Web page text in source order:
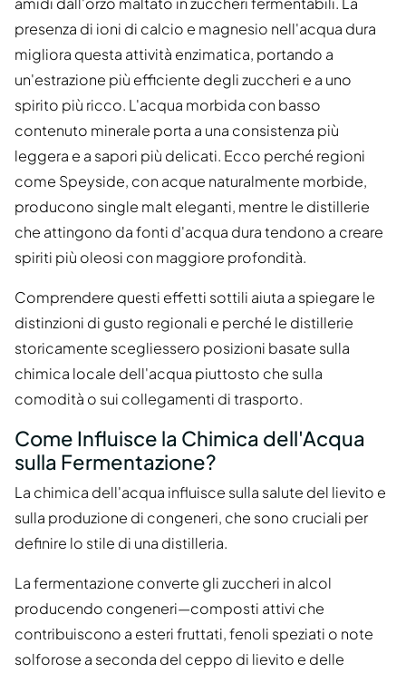
presenza di ioni di calcio e magnesio nell'acqua dura
migliora questa attività enzimatica, portando a
un'estrazione più efficiente degli zuccheri e a uno
spirito più ricco. L'acqua morbida con basso
contenuto minerale porta a una consistenza più
leggera e a sapori più delicati. Ecco perché regioni
come Speyside, con acque naturalmente morbide,
producono single malt eleganti, mentre le distillerie
che attingono da fonti d'acqua dura tendono a creare
spiriti più oleosi con maggiore profondità.
Comprendere questi effetti sottili aiuta a spiegare le
distinzioni di gusto regionali e perché le distillerie
storicamente scegliessero posizioni basate sulla
chimica locale dell'acqua piuttosto che sulla
comodità o sui collegamenti di trasporto.
Come Influisce la Chimica dell'Acqua
sulla Fermentazione?
La chimica dell'acqua influisce sulla salute del lievito e
sulla produzione di congeneri, che sono cruciali per
definire lo stile di una distilleria.
La fermentazione converte gli zuccheri in alcol
producendo congeneri—composti attivi che
contribuiscono a esteri fruttati, fenoli speziati o note
solforose a seconda del ceppo di lievito e delle